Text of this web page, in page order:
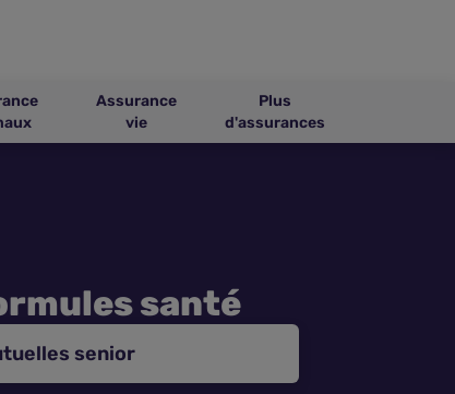
Assurance
vie
Plus
d'assurances
santé
senior